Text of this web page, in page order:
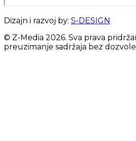
Dizajn i razvoj by: S-DESIGN
© Z-Media 2026. Sva prava
preuzimanje sadržaja bez dozvole